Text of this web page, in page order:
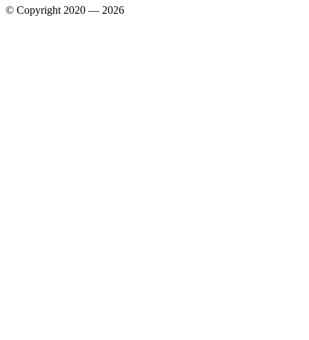
© Copyright 2020 — 2026